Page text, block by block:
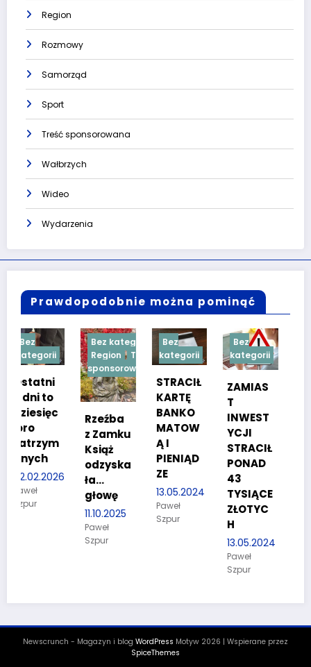
Region
Rozmowy
Samorząd
Sport
Treść sponsorowana
Wałbrzych
Wideo
Wydarzenia
Prawdopodobnie można pominąć
Bez kategorii
Region
Treść
sponsorowana
Rzeźba
z Zamku
Książ
odzyska
ła…
głowę
Bez
kategorii
STRACIŁ
KARTĘ
BANKO
MATOW
Ą I
PIENIĄD
ZE
13.05.2024
Szpur
Bez
kategorii
ZAMIAS
T
INWEST
YCJI
PONAD
TYSIĄCE
ZŁOTYC
H
Bez
kategorii
TESTY
NOŚCIO
WE DLA
KANDYD
ATÓW
POLICJI
27.03.2024
Newscrunch - Magazyn i blog WordPress Motyw 2026 | Wspierane przez
SpiceThemes